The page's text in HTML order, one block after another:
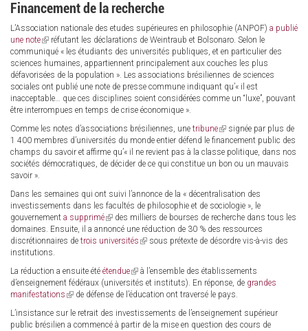
Financement de la recherche
L’Association nationale des etudes supérieures en philosophie (ANPOF) a publié
une note(link
is
external)
réfutant les déclarations de Weintraub et Bolsonaro. Selon le
communiqué « les étudiants des universités publiques, et en particulier des
sciences humaines, appartiennent principalement aux couches les plus
défavorisées de la population ». Les associations brésiliennes de sciences
sociales ont publié une note de presse commune indiquant qu’« il est
inacceptable… que ces disciplines soient considérées comme un “luxe”, pouvant
être interrompues en temps de crise économique ».
Comme les notes d’associations brésiliennes, une tribune(link
is
external)
signée par plus de
1 400 membres d’universités du monde entier défend le financement public des
champs du savoir et affirme qu’« il ne revient pas à la classe politique, dans nos
sociétés démocratiques, de décider de ce qui constitue un bon ou un mauvais
savoir ».
Dans les semaines qui ont suivi l’annonce de la « décentralisation des
investissements dans les facultés de philosophie et de sociologie », le
gouvernement a supprimé(link
is
external)
des milliers de bourses de recherche dans tous les
domaines. Ensuite, il a annoncé une réduction de 30 % des ressources
discrétionnaires de trois universités (linksous prétexte de désordre vis-à-vis des
institutions.
La réduction a ensuite été étendue(link
is
external)
à l’ensemble des établissements
d’enseignement fédéraux (universités et instituts). En réponse, de grandes
manifestations (link
external)
de défense de l’éducation ont traversé le pays.
L’insistance sur le retrait des investissements de l’enseignement supérieur
public brésilien a commencé à partir de la mise en question des cours de